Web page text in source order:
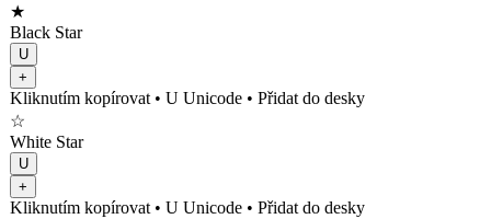
★
Black Star
U
+
Kliknutím kopírovat • U Unicode • Přidat do desky
☆
White Star
U
+
Kliknutím kopírovat • U Unicode • Přidat do desky